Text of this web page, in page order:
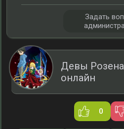
Девы
онлайн
0
Задать